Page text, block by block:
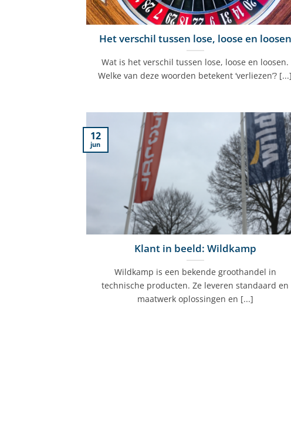
Het verschil tussen lose, loose en loosen
Wat is het verschil tussen lose, loose en loosen.
Welke van deze woorden betekent ‘verliezen’? [...]
Klant in beeld: Wildkamp
Wildkamp is een bekende groothandel in
technische producten. Ze leveren standaard en
maatwerk oplossingen en [...]
12
jun